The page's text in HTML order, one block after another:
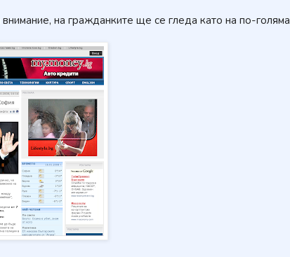
на гражданките ще се гледа като на по-голяма